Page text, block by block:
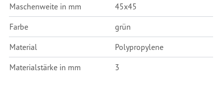
Maschenweite in mm 45x45
Farbe grün
Material Polypropylene
Materialstärke in mm 3